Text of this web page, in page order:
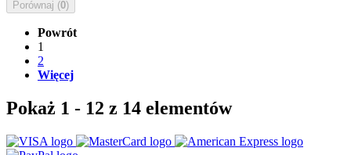
Porównaj (0)
Powrót
1
2
Więcej
Pokaż 1 - 12 z 14 elementów